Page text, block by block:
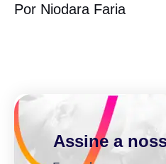
Por Niodara Faria
Assine a